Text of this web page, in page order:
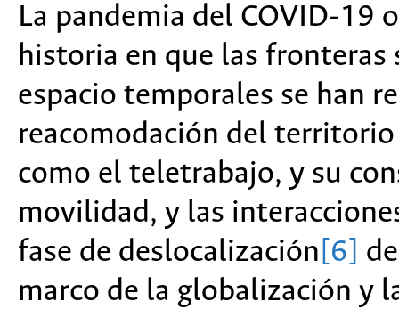
La pandemia del COVID-19
historia en que las fronteras
espacio temporales se han
reacomodación del
como el teletrabajo, y su
movilidad, y las
fase de deslocalización [6]
marco de la globalización y